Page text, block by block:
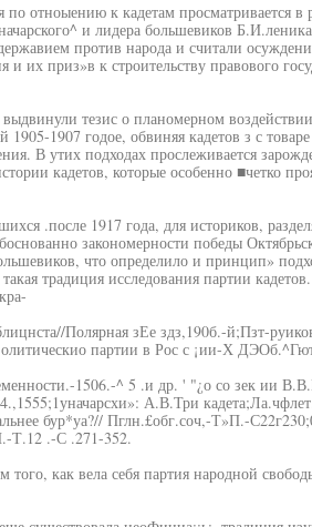
отноыению к кадетам просматривается в
и лидера большевиков
против народа и считали
и их приз»в к строительству правового
тезис о планомерном
1907 годое, обвиняя кадетов з с товаре
В утих подходах прослеживается
кадетов, которые особенно ■четко
.после 1917 года, для историков,
закономерности победы
что определило и принцип»
такая традиция исследования партии
Полярная зЕе здз,190б.-й;Пзт-
партии в Рос с ¡ии-Х
1506.-^ 5 .и др. ' "¿о со зек ии
А.В.Три
бур*уа?// Пглн.£обг.соч,-Т»П.-
Т.12 .-С .271-352.
того, как вела себя партия народной